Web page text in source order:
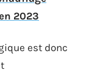
2023
est donc